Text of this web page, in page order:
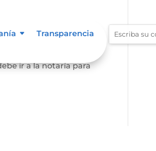
Transparencia
de la deuda al
ir a la notaría para